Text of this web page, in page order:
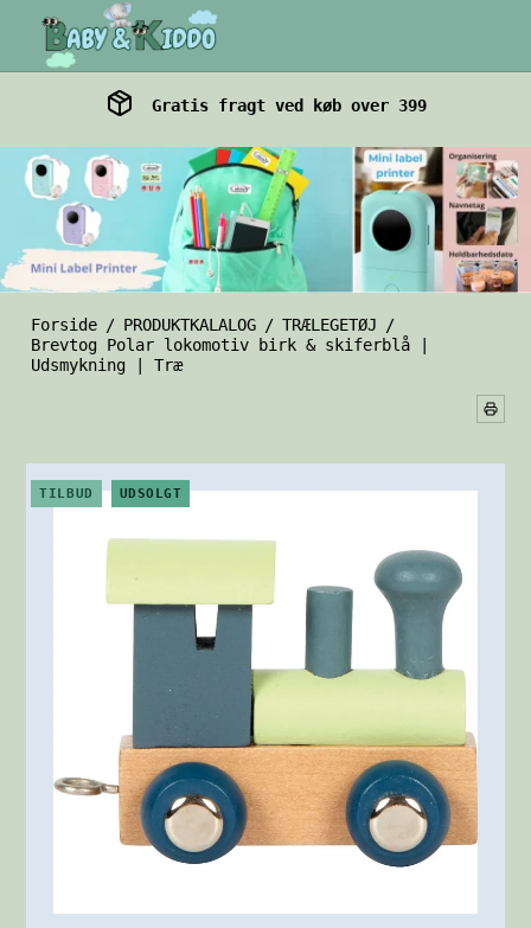
Gratis fragt ved køb over 399
Forside / PRODUKTKALALOG / TRÆLEGETØJ
/
Brevtog Polar lokomotiv birk & skiferblå |
Udsmykning | Træ
TILBUD UDSOLGT